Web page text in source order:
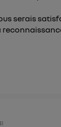
serais